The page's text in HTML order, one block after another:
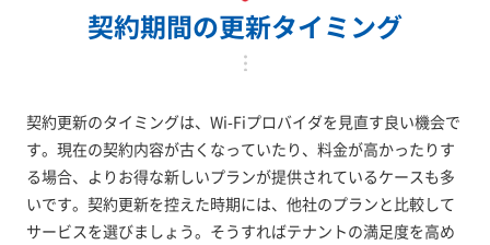
契約期間の更新タイミング
契約更新のタイミングは、Wi-Fiプロバイダを見直す良い機会で
す。現在の契約内容が古くなっていたり、料金が高かったりす
る場合、よりお得な新しいプランが提供されているケースも多
いです。契約更新を控えた時期には、他社のプランと比較して
サービスを選びましょう。そうすればテナントの満足度を高め